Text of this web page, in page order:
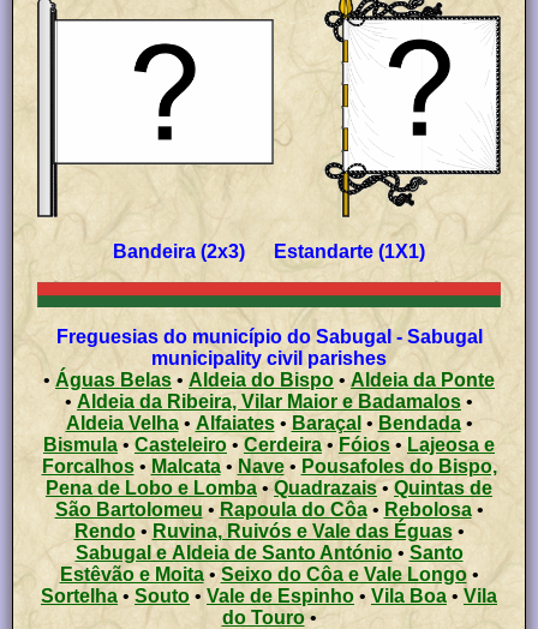
Bandeira (2x3) Estandarte (1X1)
Freguesias do município do Sabugal - Sabugal
municipality civil parishes
• Águas Belas • Aldeia do Bispo • Aldeia da Ponte
• Aldeia da Ribeira, Vilar Maior e Badamalos •
Aldeia Velha • Alfaiates•Baraçal • Bendada•
Bismula • Casteleiro •Cerdeira • Fóios • Lajeosa e
Forcalhos • Malcata• Nave• Pousafoles do Bispo,
Pena de Lobo e Lomba•Quadrazais• Quintas de
São Bartolomeu• Rapoula do Côa• Rebolosa•
Rendo• Ruvina, Ruivós e Vale das Éguas•
Sabugal e Aldeia de Santo António• Santo
Estêvão e Moita• Seixo do Côa e Vale Longo•
Sortelha • Souto • Vale de Espinho • Vila Boa • Vila
do Touro•